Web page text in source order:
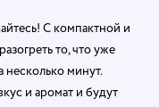
С компактной и
то, что уже
несколько минут.
и аромат и будут